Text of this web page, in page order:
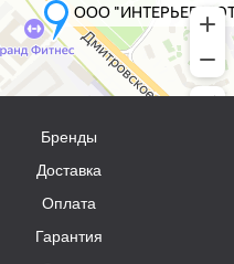
Бренды
Доставка
Оплата
Гарантия